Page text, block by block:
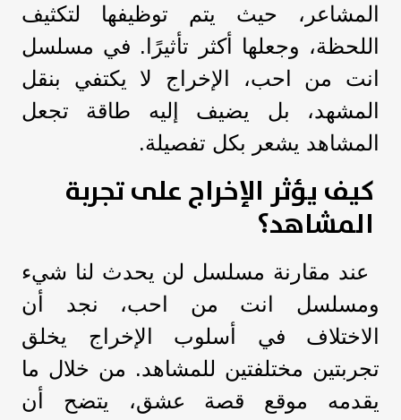
المشاعر، حيث يتم توظيفها لتكثيف
اللحظة، وجعلها أكثر تأثيرًا. في مسلسل
انت من احب، الإخراج لا يكتفي بنقل
المشهد، بل يضيف إليه طاقة تجعل
المشاهد يشعر بكل تفصيلة.
كيف يؤثر الإخراج على تجربة
المشاهد؟
عند مقارنة مسلسل لن يحدث لنا شيء
ومسلسل انت من احب، نجد أن
الاختلاف في أسلوب الإخراج يخلق
تجربتين مختلفتين للمشاهد. من خلال ما
يقدمه موقع قصة عشق، يتضح أن